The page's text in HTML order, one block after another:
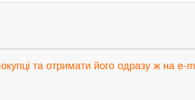
та отримати його одразу ж на e-